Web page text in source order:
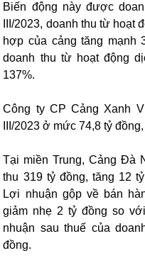
Biến động này được
III/2023, doanh thu từ hoạt
hợp của cảng tăng mạnh
doanh thu từ hoạt động
137%.
Công ty CP Cảng Xanh
III/2023 ở mức 74,8 tỷ
Tại miền Trung, Cảng Đà
thu 319 tỷ đồng, tăng 12
Lợi nhuận gộp về bán
giảm nhẹ 2 tỷ đồng so
nhuận sau thuế của
đồng.